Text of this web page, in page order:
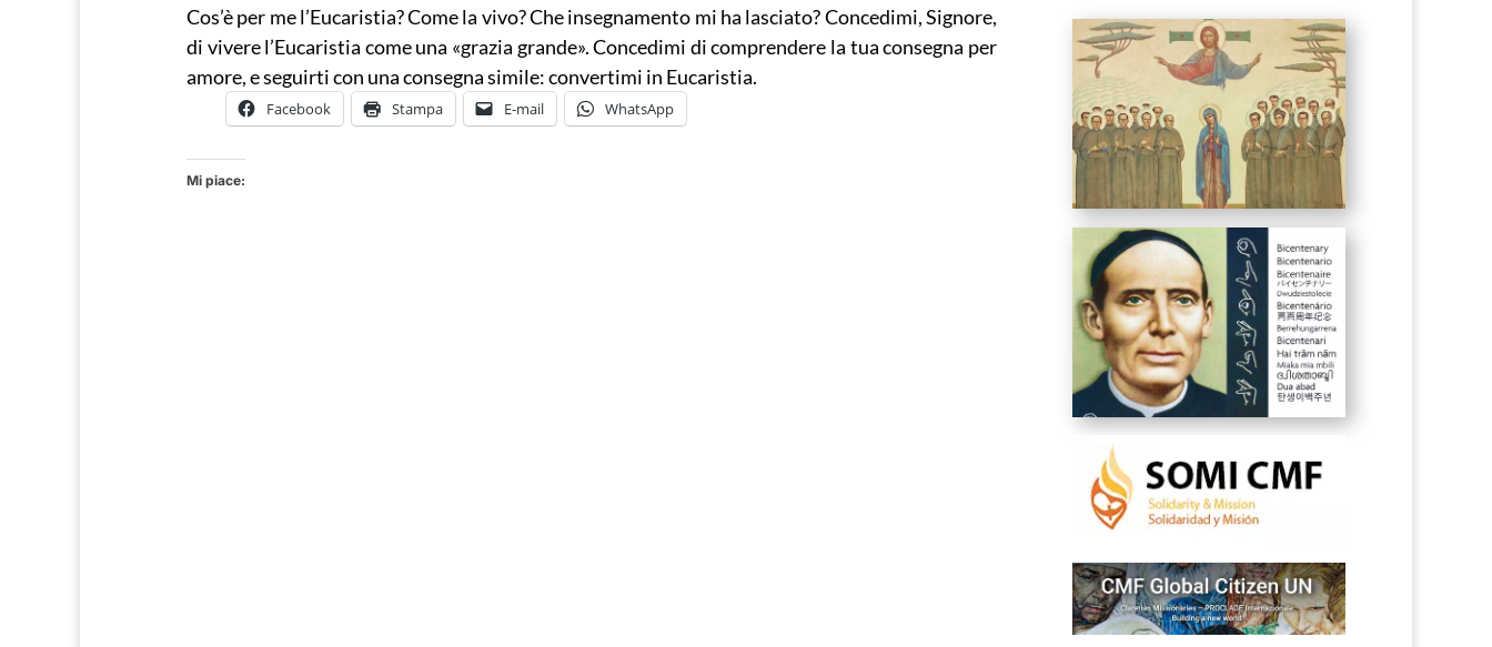
Cos’è per me l’Eucaristia? Come la vivo? Che insegnamento mi ha lasciato? Concedimi, Signore,
di vivere l’Eucaristia come una «grazia grande». Concedimi di comprendere la tua consegna per
amore, e seguirti con una consegna simile: convertimi in Eucaristia.
Facebook Stampa E-mail WhatsApp
Mi piace: